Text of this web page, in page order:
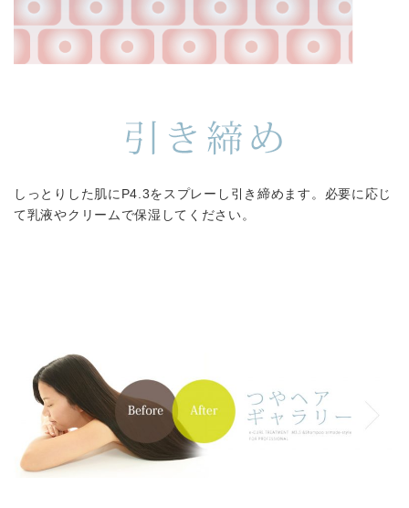
しっとりした肌にP4.3をスプレーし引き締めます。必要に応じ
て乳液やクリームで保湿してください。